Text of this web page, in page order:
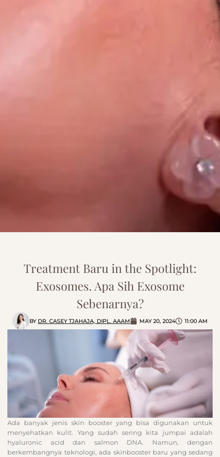
Treatment Baru in the Spotlight:
Exosomes. Apa Sih Exosome
Sebenarnya?
BY DR. CASEY TJAHAJA, DIPL. AAAM MAY 20, 2024 11:00 AM
Ada banyak jenis skin booster yang bisa digunakan untuk
menyehatkan kulit. Yang sudah sering kita jumpai adalah
hyaluronic acid dan salmon DNA. Namun, dengan
berkembangnya teknologi, ada skinbooster baru yang sedang